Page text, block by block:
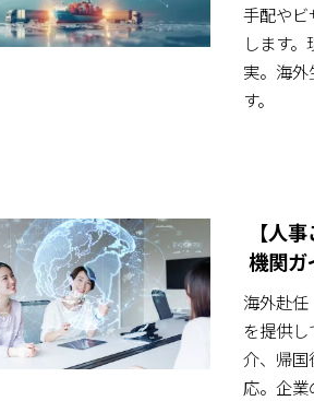
手配やビ
します
実。海
す。
【人
機関ガ
海外赴任
を提供
介、帰国
応。企